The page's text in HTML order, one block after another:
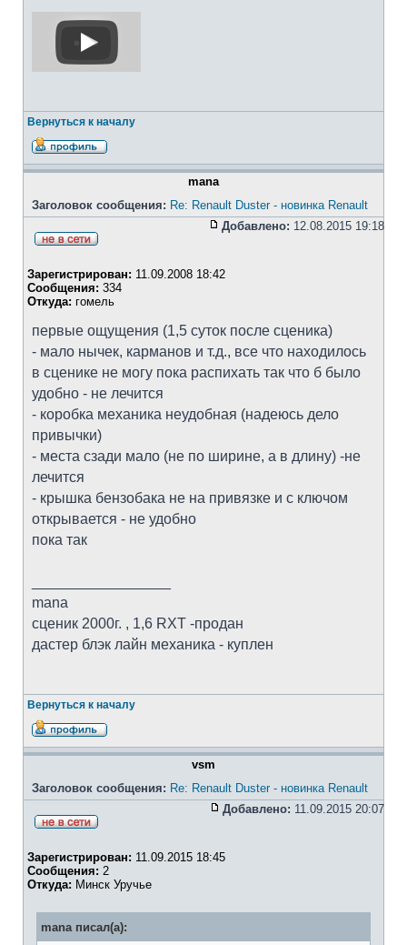
Вернуться к началу
mana
Заголовок сообщения: Re: Renault Duster - новинка Renault
Добавлено: 12.08.2015 19:18
Зарегистрирован: 11.09.2008 18:42
Сообщения: 334
Откуда: гомель
первые ощущения (1,5 суток после сценика)
- мало нычек, карманов и т.д., все что находилось
в сценике не могу пока распихать так что б было
удобно - не лечится
- коробка механика неудобная (надеюсь дело
привычки)
- места сзади мало (не по ширине, а в длину) -не
лечится
- крышка бензобака не на привязке и с ключом
открывается - не удобно
пока так
mana
cценик 2000г. , 1,6 RXT -продан
дастер блэк лайн механика - куплен
Вернуться к началу
vsm
Заголовок сообщения: Re: Renault Duster - новинка Renault
Добавлено: 11.09.2015 20:07
Зарегистрирован: 11.09.2015 18:45
Сообщения: 2
Откуда: Минск Уручье
mana писал(а):